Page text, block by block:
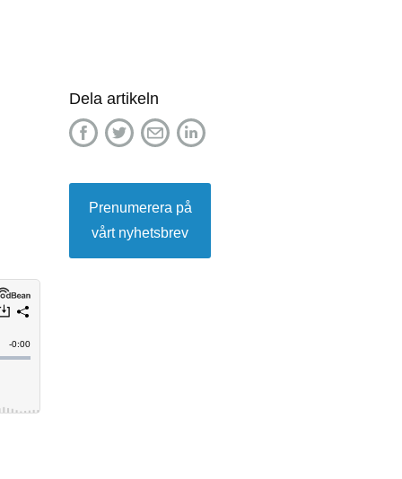
Dela artikeln
Prenumerera på
vårt nyhetsbrev